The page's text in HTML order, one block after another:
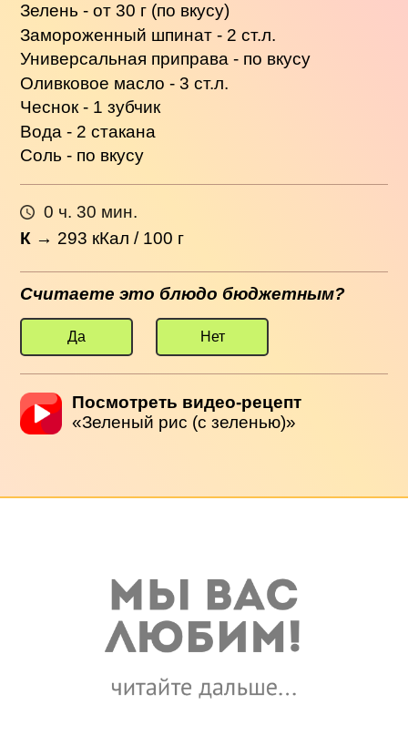
Зелень - от 30 г (по вкусу)
Замороженный шпинат - 2 ст.л.
Универсальная приправа - по вкусу
Оливковое масло - 3 ст.л.
Чеснок - 1 зубчик
Вода - 2 стакана
Соль - по вкусу
0 ч. 30 мин.
К → 293 кКал / 100 г
Считаете это блюдо бюджетным?
Да Нет
Посмотреть видео-рецепт
«Зеленый рис (с зеленью)»